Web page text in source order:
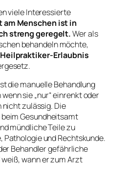
viele Interessierte
am Menschen ist in
streng geregelt.Wer als
behandeln möchte,
Heilpraktiker-Erlaubnis
die manuelle Behandlung
sie „nur“ einrenkt oder
zulässig. Die
Gesundheitsamt
mündliche Teile zu
Pathologie und Rechtskunde.
Behandler gefährliche
wann er zum Arzt